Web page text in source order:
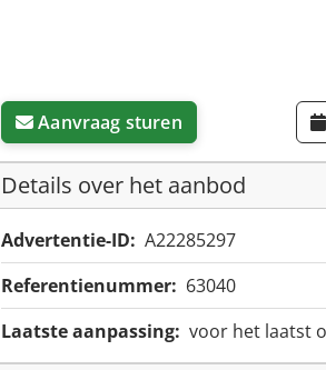
Aanvraag sturen
Details over het aanbod
Advertentie-ID: A22285297
Referentienummer: 63040
Laatste aanpassing: voor het laatst